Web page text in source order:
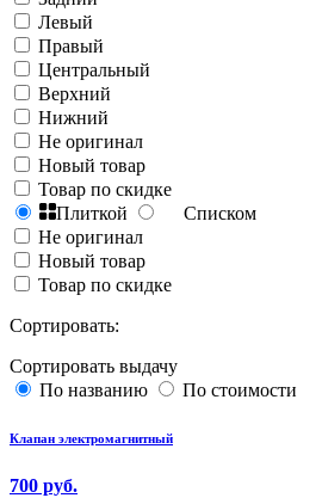
Левый
Правый
Центральный
Верхний
Нижний
Не оригинал
Новый товар
Товар по скидке
Плиткой
Списком
Не оригинал
Новый товар
Товар по скидке
Сортировать:
Сортировать выдачу
По названию
По стоимости
Клапан электромагнитный
700 руб.